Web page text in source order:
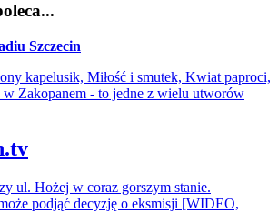
Szczecin
kapelusik, Miłość i smutek, Kwiat paproci,
w Zakopanem - to jedne z wielu utworów
ul. Hożej w coraz gorszym stanie.
podjąć decyzję o eksmisji [WIDEO,